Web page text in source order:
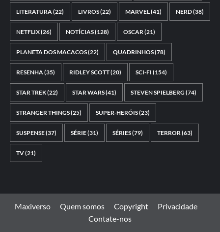
LITERATURA(22) LIVROS(22) MARVEL(41) NERD(38)
NETFLIX(26) NOTÍCIAS(128) OSCAR(21)
PLANETA DOS MACACOS(22) QUADRINHOS(78)
RESENHA(35) RIDLEY SCOTT(20) SCI-FI (154)
STAR TREK(22) STAR WARS(41) STEVEN SPIELBERG (74)
STRANGER THINGS(25) SUPER-HERÓIS(23)
SUSPENSE(37) SÉRIE(31) SÉRIES(79) TERROR(63)
TV(21)
Maxiverso Quem somos Copyright
Privacidade
Contate-nos